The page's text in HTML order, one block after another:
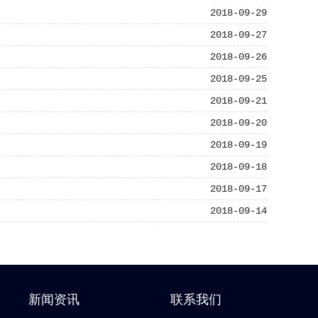
2018-09-29
2018-09-27
2018-09-26
2018-09-25
2018-09-21
2018-09-20
2018-09-19
2018-09-18
2018-09-17
2018-09-14
新闻资讯 联系我们